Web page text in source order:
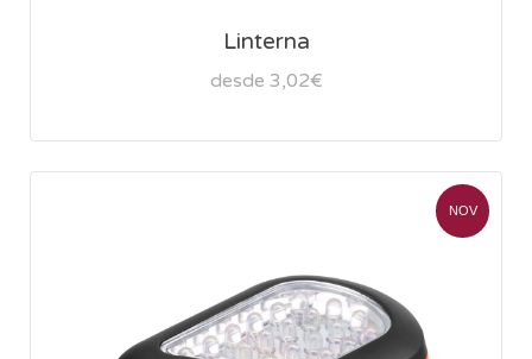
Linterna
desde 3,02€
NOV